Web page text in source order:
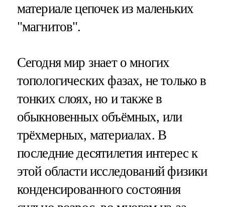
материале цепочек из маленьких
"магнитов".
Сегодня мир знает о многих
топологических фазах, не только в
тонких слоях, но и также в
обыкновенных объёмных, или
трёхмерных, материалах. В
последние десятилетия интерес к
этой области исследований физики
конденсированного состояния